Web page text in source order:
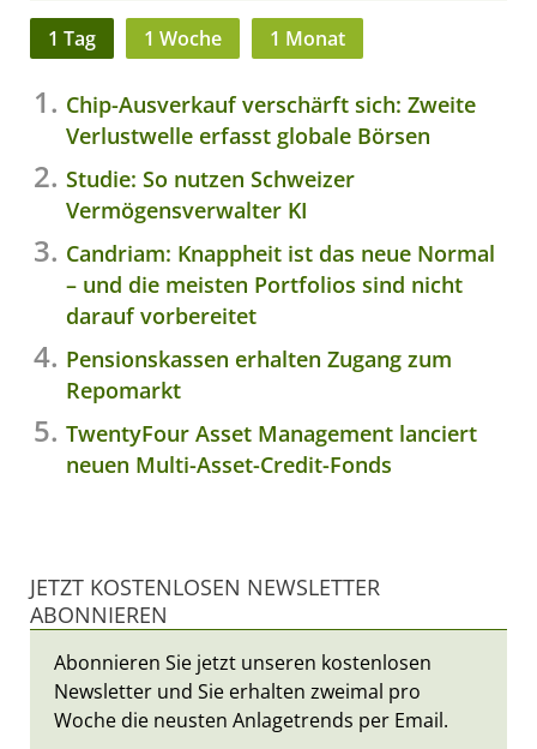
1 Tag 1 Woche 1 Monat
Chip-Ausverkauf verschärft sich: Zweite
Verlustwelle erfasst globale Börsen
Studie: So nutzen Schweizer
Vermögensverwalter KI
Candriam: Knappheit ist das neue Normal
– und die meisten Portfolios sind nicht
darauf vorbereitet
Pensionskassen erhalten Zugang zum
Repomarkt
TwentyFour Asset Management lanciert
neuen Multi-Asset-Credit-Fonds
JETZT KOSTENLOSEN NEWSLETTER
ABONNIEREN
Abonnieren Sie jetzt unseren kostenlosen
Newsletter und Sie erhalten zweimal pro
Woche die neusten Anlagetrends per Email.